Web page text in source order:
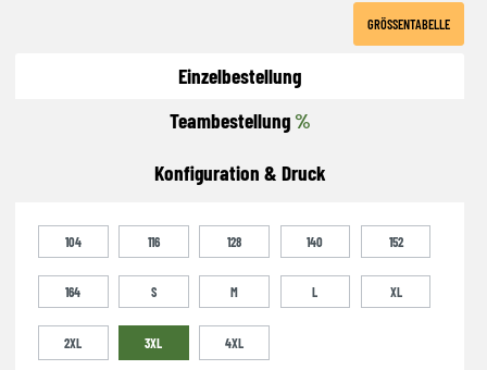
GRÖSSENTABELLE
Einzelbestellung
Teambestellung %
Konfiguration & Druck
104 116 128 140 152
164 S M L XL
2XL 3XL 4XL